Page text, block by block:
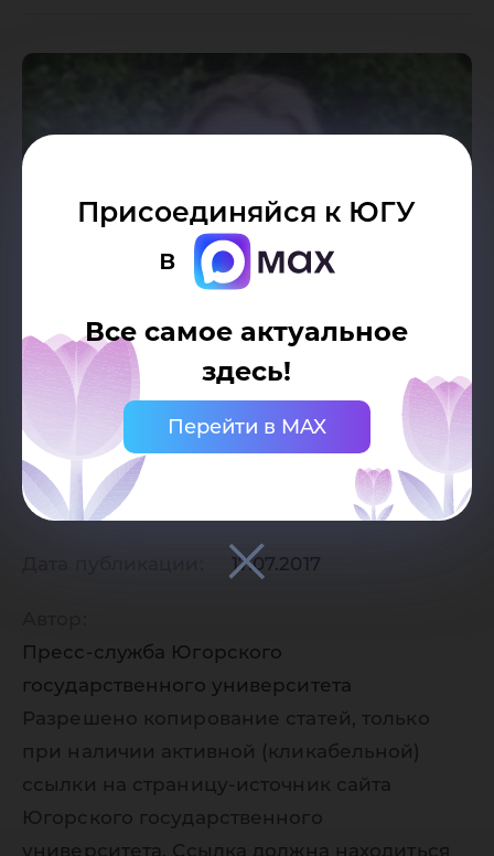
Присоединяйся к ЮГУ
в
Все самое актуальное
здесь!
Перейти в MAX
17.07.2017
Пресс-служба Югорского
государственного университета
Разрешено копирование статей, только
при наличии активной (кликабельной)
ссылки на страницу-источник сайта
Югорского государственного
университета. Ссылка должна находиться